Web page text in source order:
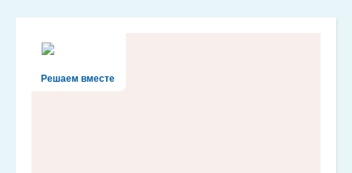
Решаем вместе